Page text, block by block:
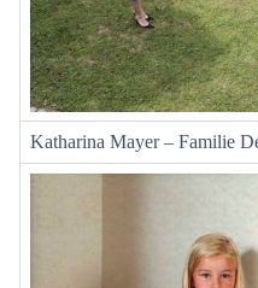
Katharina Mayer – Familie